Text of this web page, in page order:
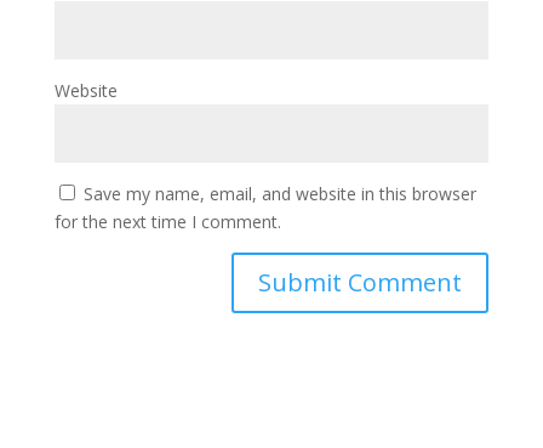
Website
Save my name, email, and website in this browser
for the next time I comment.